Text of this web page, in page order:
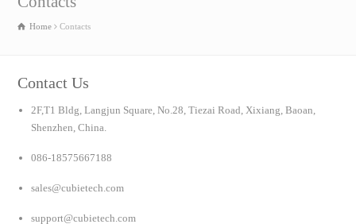
Home Contacts
Contact Us
2F,T1 Bldg, Langjun Square, No.28, Tiezai Road, Xixiang, Baoan,
Shenzhen, China.
086-18575667188
sales@cubietech.com
support@cubietech.com